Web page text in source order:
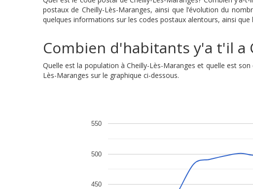
postaux de Cheilly-Lès-Maranges, ainsi que l’évolution du
quelques informations sur les codes postaux alentours, ainsi
Combien d'habitants y'a t'il a
Quelle est la population à Cheilly-Lès-Maranges et quelle est
Lès-Maranges sur le graphique ci-dessous.
450
500
550